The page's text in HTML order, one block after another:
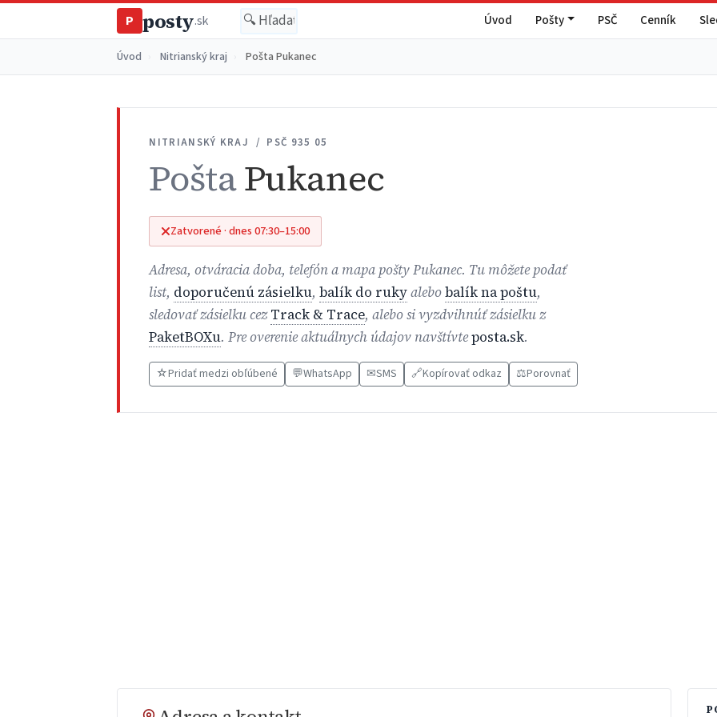
P posty.sk Úvod Pošty PSČ Cenník
Úvod Nitrianský kraj Pošta Pukanec
NITRIANSKÝ KRAJ / PSČ 935 05
PoštaPukanec
Zatvorené · dnes 07:30–15:00
Adresa, otváracia doba, telefón a mapa pošty Pukanec. Tu môžete podať
list, doporučenú zásielku,balík do rukyalebobalík na poštu,
sledovať zásielku cezTrack & Trace, alebo si vyzdvihnúť zásielku z
PaketBOXu. Pre overenie aktuálnych údajov navštívteposta.sk.
☆Pridať medzi obľúbené 💬WhatsApp ✉SMS 🔗Kopírovať odkaz ⚖️Porovnať